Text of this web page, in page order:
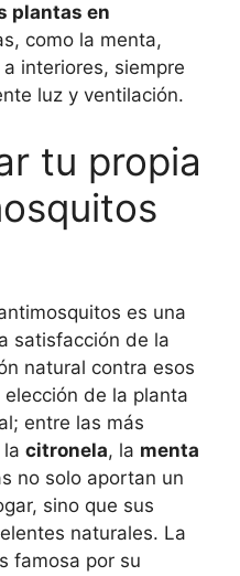
plantas en
como la menta,
interiores, siempre
luz y ventilación.
tu propia
es una
satisfacción de la
natural contra esos
de la planta
entre las más
citronela, la menta
no solo aportan un
sino que sus
naturales. La
famosa por su